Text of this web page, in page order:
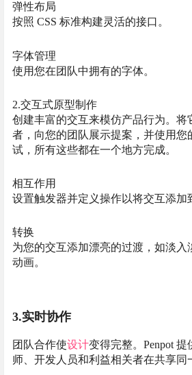
弹性布局
按照 CSS 标准构建灵活的接口。
字体管理
使用您在团队中拥有的字体。
2.交互式原型制作
创建丰富的交互来模仿产品行为。将
者，向您的团队展示提案，并使用您
试，所有这些都在一个地方完成。
相互作用
设置触发器并定义操作以将交互添加
转换
为您的交互添加漂亮的过渡，如淡入
动画。
3.实时协作
团队合作使设计变得完整。Penpot
师、开发人员和利益相关者在共享同